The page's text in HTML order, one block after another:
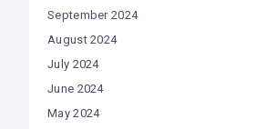
September 2024
August 2024
July 2024
June 2024
May 2024